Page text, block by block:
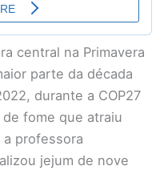
central na Primavera
parte da década
durante a COP27
fome que atraiu
a professora
jejum de nove